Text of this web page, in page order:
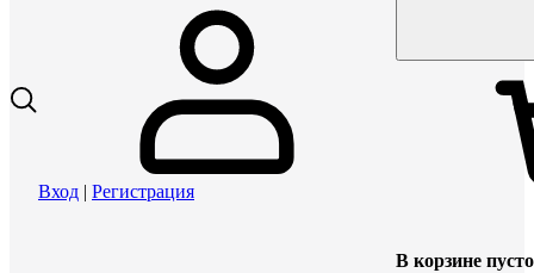
Вход | Регистрация
В корзине пусто